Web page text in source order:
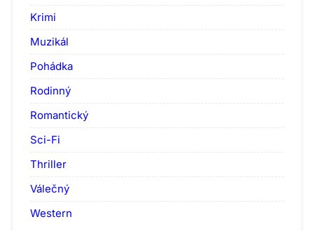
Krimi
Muzikál
Pohádka
Rodinný
Romantický
Sci-Fi
Thriller
Válečný
Western